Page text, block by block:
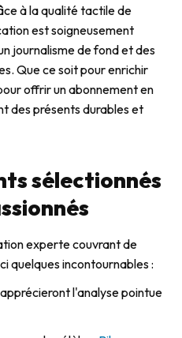
à la qualité tactile de
est soigneusement
journalisme de fond et des
Que ce soit pour enrichir
offrir un abonnement en
des présents durables et
sélectionnés
experte couvrant de
quelques incontournables :
l'analyse pointue